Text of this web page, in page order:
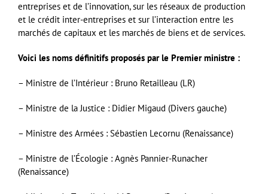
entreprises et de l’innovation, sur les réseaux de production
et le crédit inter-entreprises et sur l’interaction entre les
marchés de capitaux et les marchés de biens et de services.
Voici les noms définitifs proposés par le Premier ministre :
– Ministre de l’Intérieur : Bruno Retailleau (LR)
– Ministre de la Justice : Didier Migaud (Divers gauche)
– Ministre des Armées : Sébastien Lecornu (Renaissance)
– Ministre de l’Écologie : Agnès Pannier-Runacher
(Renaissance)